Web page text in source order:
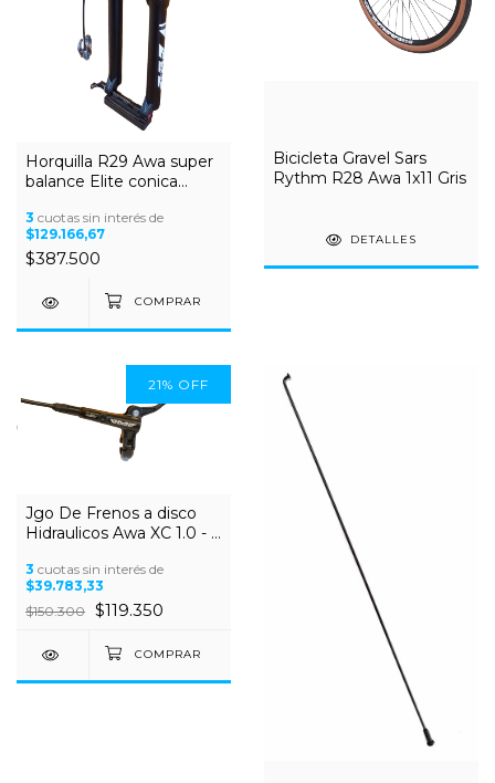
Horquilla R29 Awa super
balance Elite conica
3 cuotas sin interés de
$129.166,67
$387.500
Bicicleta Gravel Sars
Rythm R28 Awa 1x11 Gris
DETALLES
21% OFF
Jgo De Frenos a disco
Hidraulicos Awa XC 1.0 - 4
3 cuotas sin interés de
$39.783,33
$150.300 $119.350